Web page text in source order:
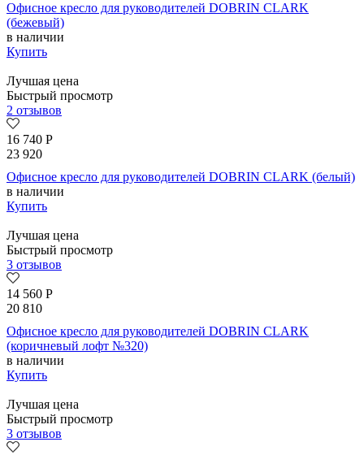
Офисное кресло для руководителей DOBRIN CLARK
(бежевый)
в наличии
Купить
Лучшая цена
Быстрый просмотр
2 отзывов
16 740 Р
23 920
Офисное кресло для руководителей DOBRIN CLARK (белый)
в наличии
Купить
Лучшая цена
Быстрый просмотр
3 отзывов
14 560 Р
20 810
Офисное кресло для руководителей DOBRIN CLARK
(коричневый лофт №320)
в наличии
Купить
Лучшая цена
Быстрый просмотр
3 отзывов